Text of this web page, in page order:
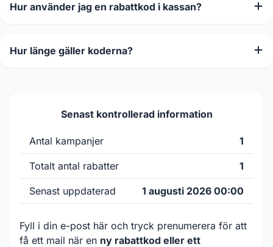
Hur använder jag en rabattkod i kassan?
Hur länge gäller koderna?
Senast kontrollerad information
Antal kampanjer 1
Totalt antal rabatter 1
Senast uppdaterad 1 augusti 2026 00:00
Fyll i din e-post här och tryck prenumerera för att
få ett mail när en ny rabattkod eller ett